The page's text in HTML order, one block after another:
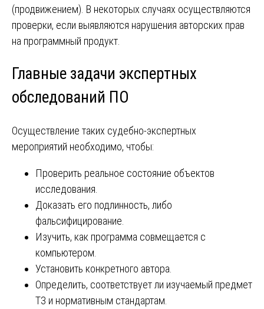
(продвижением). В некоторых случаях осуществляются
проверки, если выявляются нарушения авторских прав
на программный продукт.
Главные задачи экспертных
обследований ПО
Осуществление таких судебно-экспертных
мероприятий необходимо, чтобы:
Проверить реальное состояние объектов
исследования.
Доказать его подлинность, либо
фальсифицирование.
Изучить, как программа совмещается с
компьютером.
Установить конкретного автора.
Определить, соответствует ли изучаемый предмет
ТЗ и нормативным стандартам.